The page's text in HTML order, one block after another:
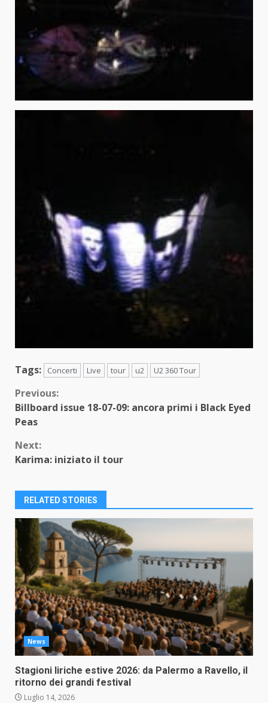
Tags: Concerti Live tour u2 U2 360 Tour
Continue
Reading
Previous:
Billboard issue 18-07-09: ancora primi i Black Eyed
Peas
Next:
Karima: iniziato il tour
RELATED STORIES
News
Stagioni liriche estive 2026: da Palermo a Ravello, il
ritorno dei grandi festival
Luglio 14, 2026